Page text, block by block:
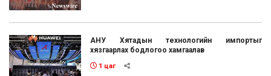
АНУ Хятадын технологийн импортыг
хязгаарлах бодлогоо хамгаалав
1 цаг